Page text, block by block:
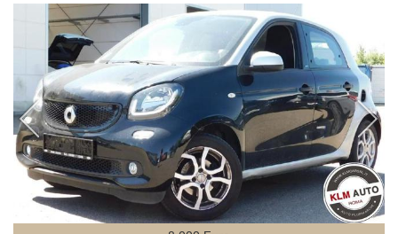
Cookie necessari
Cookie delle preferenze
Cookie per il miglioramento dell'esperienza utente
Cookie analitici